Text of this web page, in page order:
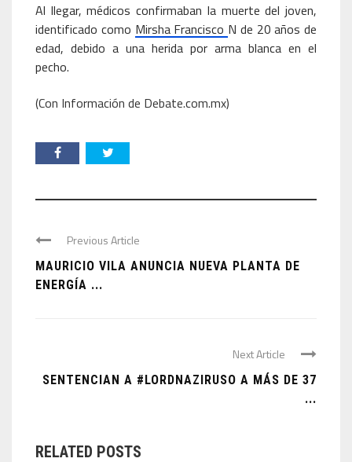
Al llegar, médicos confirmaban la muerte del joven,
identificado como Mirsha Francisco N de 20 años de
edad, debido a una herida por arma blanca en el
pecho.
(Con Información de Debate.com.mx)
Previous Article
MAURICIO VILA ANUNCIA NUEVA PLANTA DE
ENERGÍA ...
Next Article
SENTENCIAN A #LORDNAZIRUSO A MÁS DE 37
...
RELATED POSTS